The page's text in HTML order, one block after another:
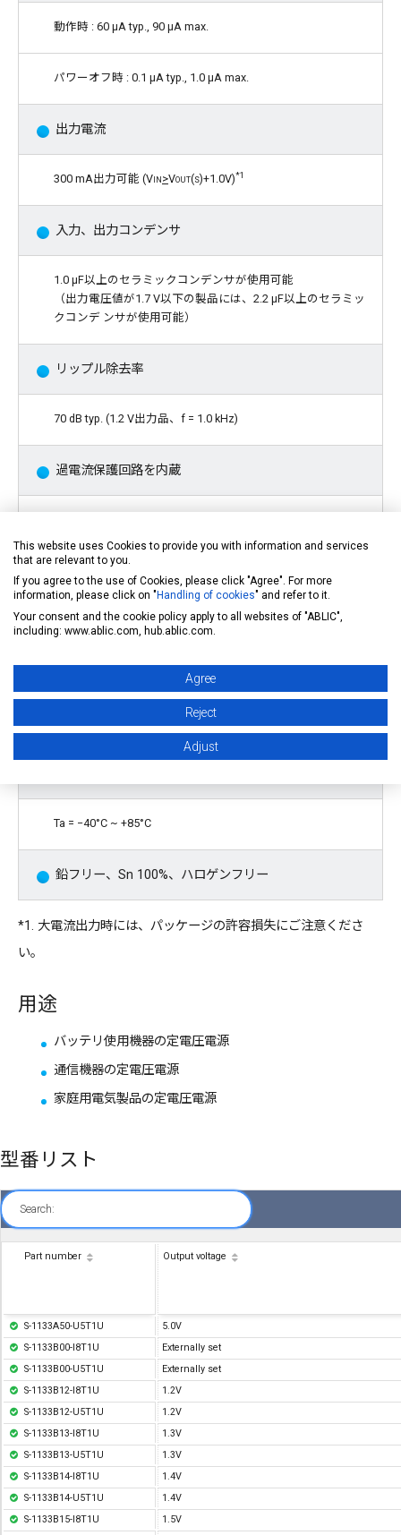
動作時 : 60 μA typ., 90 μA max.
パワーオフ時 : 0.1 μA typ., 1.0 μA max.
出力電流
300 mA出力可能 (Vin>Vout(s)+1.0V)*1
入力、出力コンデンサ
1.0 μF以上のセラミックコンデンサが使用可能
（出力電圧値が1.7 V以下の製品には、2.2 μF以上のセラミッ
クコンデ ンサが使用可能）
リップル除去率
70 dB typ. (1.2 V出力品、f = 1.0 kHz)
過電流保護回路を内蔵
サーマルシャットダウン回路を内蔵
発熱による破壊を防止
電池の長寿命化に対応可能
Ta = −40°C ~ +85°C
鉛フリー、Sn 100%、ハロゲンフリー
*1. 大電流出力時には、パッケージの許容損失にご注意くださ
い。
用途
バッテリ使用機器の定電圧電源
通信機器の定電圧電源
家庭用電気製品の定電圧電源
型番リスト
Search:
Part number Output voltage
S-1133A50-U5T1U
5.0V
S-1133B00-I8T1U
Externally set
S-1133B00-U5T1U
Externally set
S-1133B12-I8T1U
1.2V
S-1133B12-U5T1U
1.2V
S-1133B13-I8T1U
1.3V
S-1133B13-U5T1U
1.3V
S-1133B14-I8T1U
1.4V
S-1133B14-U5T1U
1.4V
S-1133B15-I8T1U
1.5V
This website uses Cookies to provide you with information and services
that are relevant to you.
If you agree to the use of Cookies, please click "Agree". For more
information, please click on " Handling of cookies" and refer to it.
Your consent and the cookie policy apply to all websites of "ABLIC",
including: www.ablic.com, hub.ablic.com.
Agree
Reject
Adjust